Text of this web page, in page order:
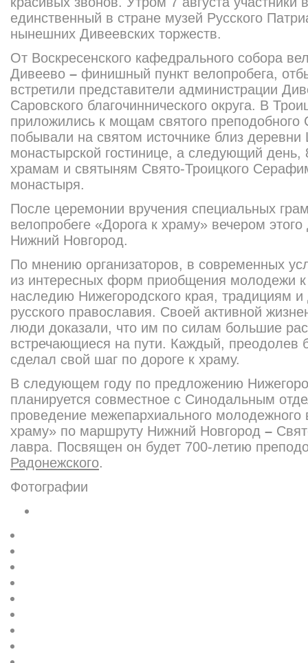
единственный в стране музей Русского
нынешних Дивеевских торжеств.
От Воскресенского кафедраль­ного собора
Дивеево – финишный пункт велопробега,
встретили пред­ставители администрации
Саровского благочиннического округа. В
приложились к мощам святого
побывали на святом ис­точнике близ деревни
монастырской гостинице, а следующий день,
храмам и святыням Свято-Троицкого
монастыря.
После церемонии вручения специальных
велопробеге «Дорога к храму» вечером
Нижний Новгород.
По мнению организаторов, в современных
из интересных форм приобщения молодежи к
насле­дию Нижегородского края, тра­дициям
русского православия. Своей активной
люди доказали, что им по силам большие
встречающиеся на пути. Каждый, преодолев
сделал свой шаг по дороге к храму.
В следующем году по предложению
планируется совместное с Синодальным
проведение межепархиального молодежного
храму» по маршруту Нижний Новгород –
лавра. Посвящен он будет 700-летию
Радонежского.
Фотографии